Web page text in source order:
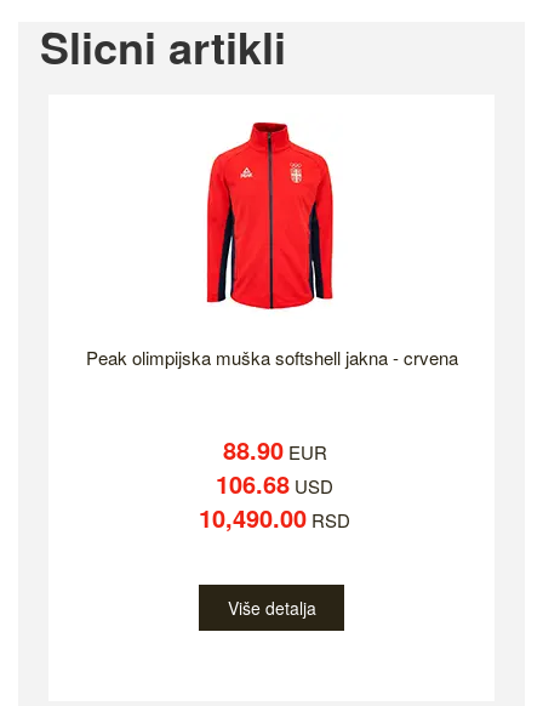
Slicni artikli
Peak olimpijska muška softshell jakna - crvena
88.90EUR
106.68 USD
10,490.00 RSD
Više detalja